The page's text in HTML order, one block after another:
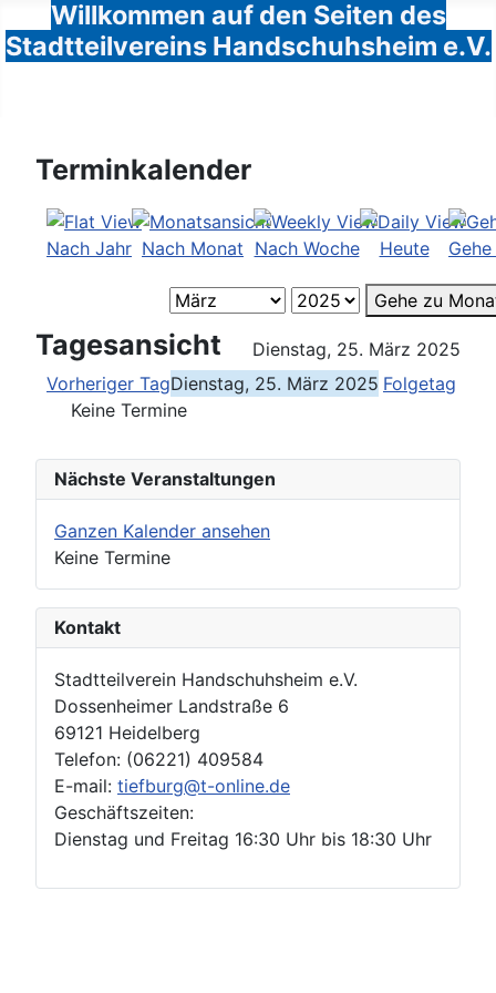
Willkommen auf den Seiten des
Stadtteilvereins Handschuhsheim e.V.
Terminkalender
Nach Jahr Nach Monat Nach Woche Heute
Gehe zu
Tagesansicht
Dienstag, 25. März 2025
Vorheriger TagDienstag, 25. März 2025 Folgetag
Keine Termine
Nächste Veranstaltungen
Ganzen Kalender ansehen
Keine Termine
Kontakt
Stadtteilverein Handschuhsheim e.V.
Dossenheimer Landstraße 6
69121 Heidelberg
Telefon: (06221) 409584
E-mail: tiefburg@t-online.de
Geschäftszeiten:
Dienstag und Freitag 16:30 Uhr bis 18:30 Uhr